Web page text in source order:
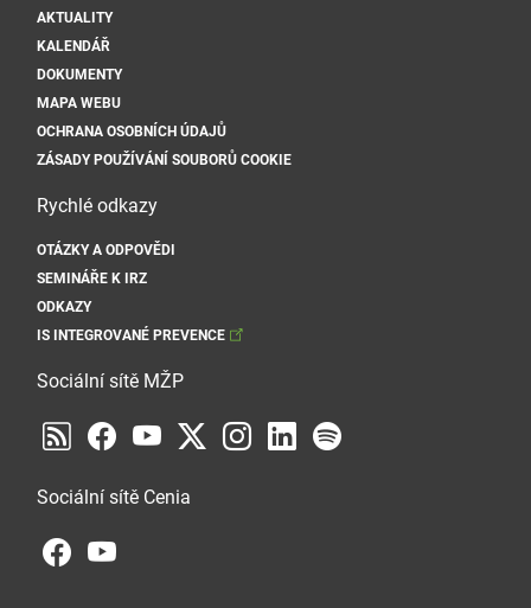
AKTUALITY
KALENDÁŘ
DOKUMENTY
MAPA WEBU
OCHRANA OSOBNÍCH ÚDAJŮ
ZÁSADY POUŽÍVÁNÍ SOUBORŮ COOKIE
Rychlé odkazy
OTÁZKY A ODPOVĚDI
SEMINÁŘE K IRZ
ODKAZY
IS INTEGROVANÉ PREVENCE
Sociální sítě MŽP
Sociální sítě Cenia